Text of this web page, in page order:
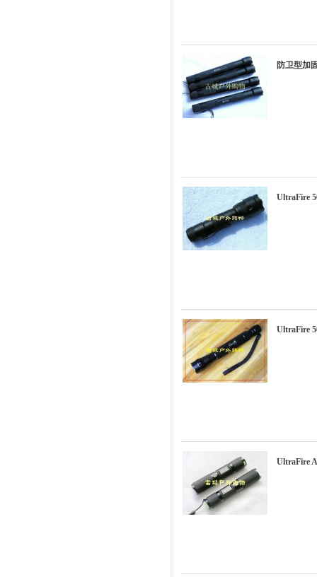
防卫型加
UltraFire
UltraFire
UltraFire